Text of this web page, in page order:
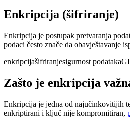
Enkripcija (šifriranje)
Enkripcija je postupak pretvaranja
podaci često znače da obavještavanje
enkripcijašifriranjesigurnost podataka
Zašto je enkripcija
Enkripcija je jedna od najučinkovitijih
enkriptirani i ključ nije kompromitiran,